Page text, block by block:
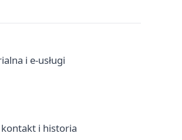
i e-usługi
kontakt i historia